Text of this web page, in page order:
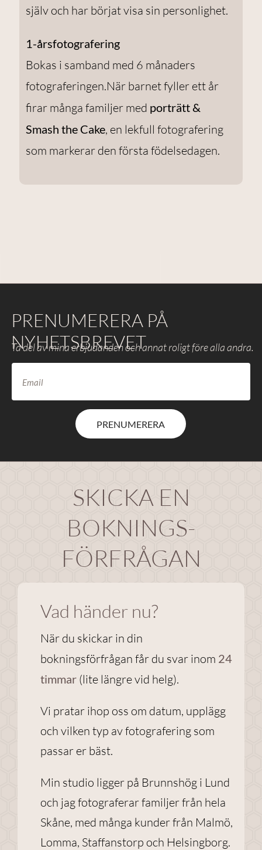
själv och har börjat visa sin personlighet.
1-årsfotografering
Bokas i samband med 6 månaders
fotograferingen.När barnet fyller ett år
firar många familjer med porträtt &
Smash the Cake, en lekfull fotografering
som markerar den första födelsedagen.
PRENUMERERA PÅ
NYHETSBREVET
Ta del av mina erbjudanden och annat roligt före alla andra.
PRENUMERERA
SKICKA EN
BOKNINGS-
FÖRFRÅGAN
Vad händer nu?
När du skickar in din
bokningsförfrågan får du svar inom 24
timmar(lite längre vid helg).
Vi pratar ihop oss om datum, upplägg
och vilken typ av fotografering som
passar er bäst.
Min studio ligger på Brunnshög i Lund
och jag fotograferar familjer från hela
Skåne, med många kunder från Malmö,
Lomma, Staffanstorp och Helsingborg.